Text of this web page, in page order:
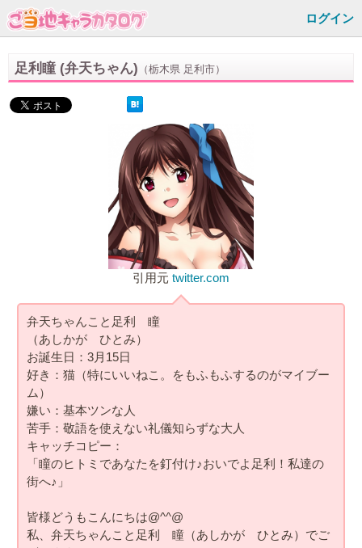
ログイン
足利瞳 (弁天ちゃん) （栃木県 足利市）
引用元 twitter.com
弁天ちゃんこと足利 瞳
（あしかが ひとみ）
お誕生日：3月15日
好き：猫（特にいいねこ。をもふもふするのがマイブー
ム）
嫌い：基本ツンな人
苦手：敬語を使えない礼儀知らずな大人
キャッチコピー：
「瞳のヒトミであなたを釘付け♪おいでよ足利！私達の
街へ♪」
皆様どうもこんにちは@^^@
私、弁天ちゃんこと足利 瞳（あしかが ひとみ）でご